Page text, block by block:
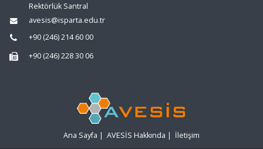
Rektörlük Santral
avesis@isparta.edu.tr
+90 (246) 214 60 00
+90 (246) 228 30 06
Ana Sayfa | AVESİS Hakkında | İletişim